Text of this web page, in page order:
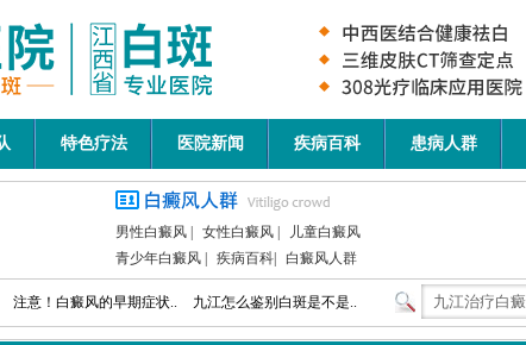
特色疗法 医院新闻 疾病百科 患病人群
男性白癜风 女性白癜风
儿童白癜风
青少年白癜风
疾病百科 白癜风人群
注意！白癜风的早期症状.. 九江怎么鉴别白斑是不是..